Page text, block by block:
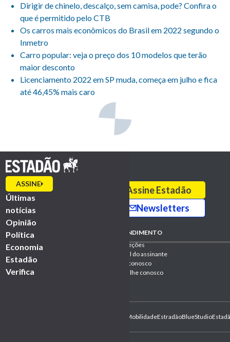
Dirigir de chinelo, descalço, sem camisa, pode? Confira o
que é permitido pelo CTB
Os carros mais econômicos do Brasil em 2022 segundo o
Inmetro
Carro popular: veja o preço dos 10 modelos que terão
maior desconto
Licenciamento 2022 em SP muda, começa em julho e fica
até 46,45% mais caro